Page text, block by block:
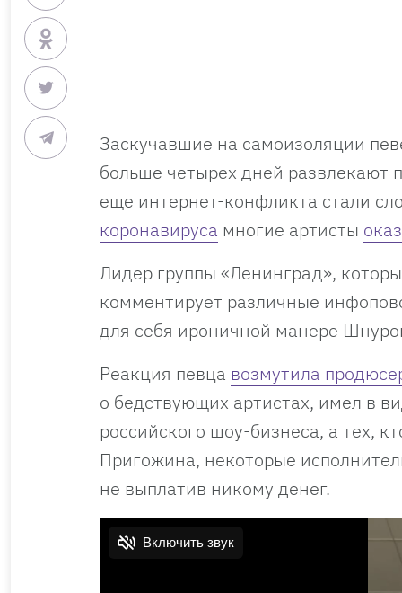
Заскучавшие на самоизоляции
больше четырех дней развлекают
еще интернет-конфликта стали
коронавируса многие артисты
Лидер группы «Ленинград»,
комментирует различные
для себя ироничной манере
Реакция певца возмутила
о бедствующих артистах, имел в
российского шоу-бизнеса, а тех,
Пригожина, некоторые
не выплатив никому денег.